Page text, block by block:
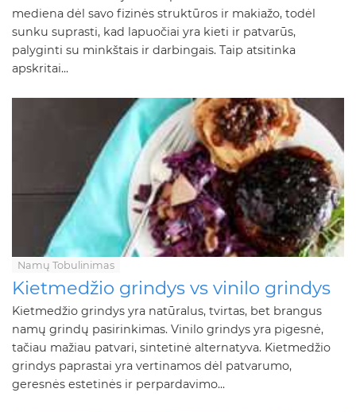
mediena dėl savo fizinės struktūros ir makiažo, todėl
sunku suprasti, kad lapuočiai yra kieti ir patvarūs,
palyginti su minkštais ir darbingais. Taip atsitinka
apskritai...
Namų Tobulinimas
Kietmedžio grindys vs vinilo grindys
Kietmedžio grindys yra natūralus, tvirtas, bet brangus
namų grindų pasirinkimas. Vinilo grindys yra pigesnė,
tačiau mažiau patvari, sintetinė alternatyva. Kietmedžio
grindys paprastai yra vertinamos dėl patvarumo,
geresnės estetinės ir perpardavimo...